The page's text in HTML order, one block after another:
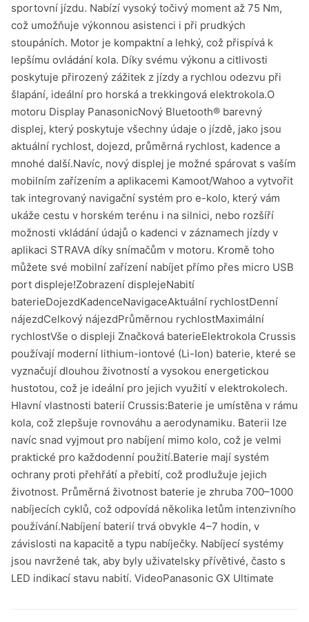
sportovní jízdu. Nabízí vysoký točivý moment až 75 Nm,
což umožňuje výkonnou asistenci i při prudkých
stoupáních. Motor je kompaktní a lehký, což přispívá k
lepšímu ovládání kola. Díky svému výkonu a citlivosti
poskytuje přirozený zážitek z jízdy a rychlou odezvu při
šlapání, ideální pro horská a trekkingová elektrokola.O
motoru Display PanasonicNový Bluetooth® barevný
displej, který poskytuje všechny údaje o jízdě, jako jsou
aktuální rychlost, dojezd, průměrná rychlost, kadence a
mnohé další.Navíc, nový displej je možné spárovat s vaším
mobilním zařízením a aplikacemi Kamoot/Wahoo a vytvořit
tak integrovaný navigační systém pro e-kolo, který vám
ukáže cestu v horském terénu i na silnici, nebo rozšíří
možnosti vkládání údajů o kadenci v záznamech jízdy v
aplikaci STRAVA díky snímačům v motoru. Kromě toho
můžete své mobilní zařízení nabíjet přímo přes micro USB
port displeje!Zobrazení displejeNabití
baterieDojezdKadenceNavigaceAktuální rychlostDenní
nájezdCelkový nájezdPrůměrnou rychlostMaximální
rychlostVše o displeji Značková baterieElektrokola Crussis
používají moderní lithium-iontové (Li-Ion) baterie, které se
vyznačují dlouhou životností a vysokou energetickou
hustotou, což je ideální pro jejich využití v elektrokolech.
Hlavní vlastnosti baterií Crussis:Baterie je umístěna v rámu
kola, což zlepšuje rovnováhu a aerodynamiku. Baterii lze
navíc snad vyjmout pro nabíjení mimo kolo, což je velmi
praktické pro každodenní použití.Baterie mají systém
ochrany proti přehřátí a přebití, což prodlužuje jejich
životnost. Průměrná životnost baterie je zhruba 700–1000
nabíjecích cyklů, což odpovídá několika letům intenzivního
používání.Nabíjení baterií trvá obvykle 4–7 hodin, v
závislosti na kapacitě a typu nabíječky. Nabíjecí systémy
jsou navržené tak, aby byly uživatelsky přívětivé, často s
LED indikací stavu nabití. VideoPanasonic GX Ultimate